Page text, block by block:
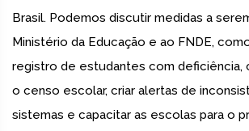
Brasil. Podemos discutir medidas a
Ministério da Educação e ao FNDE,
registro de estudantes com deficiência,
o censo escolar, criar alertas de
sistemas e capacitar as escolas para o